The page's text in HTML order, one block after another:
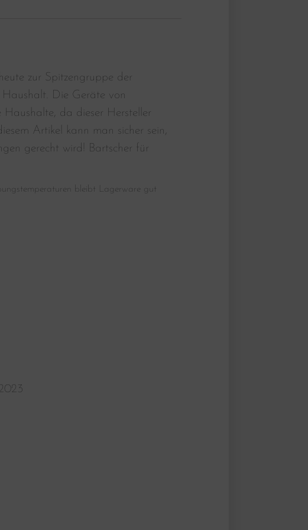
zur Spitzengruppe der
Die Geräte von
Haushalte, da dieser Hersteller
Artikel kann man sicher sein,
gerecht wird! Bartscher für
bleibt Lagerware gut